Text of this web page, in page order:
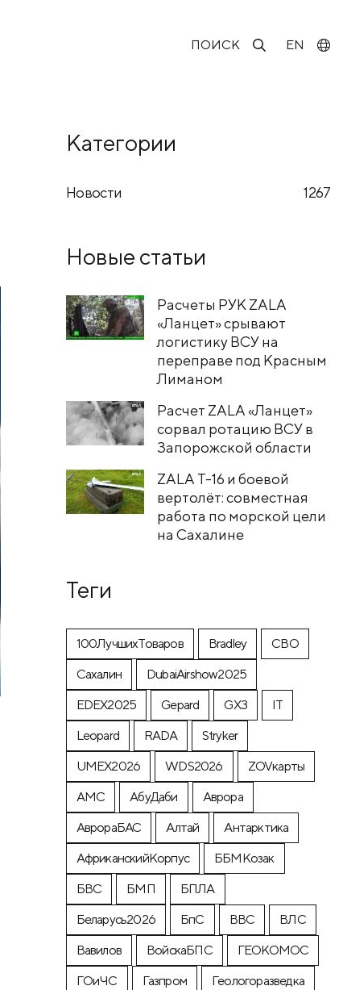
ПОИСК EN
Категории
Новости 1267
Новые статьи
Расчеты РУК ZALA
«Ланцет» срывают
логистику ВСУ на
переправе под Красным
Лиманом
Расчет ZALA «Ланцет»
сорвал ротацию ВСУ в
Запорожской области
ZALA T-16 и боевой
вертолёт: совместная
работа по морской цели
на Сахалине
Теги
100ЛучшихТоваров Bradley
CВО
Cахалин
DubaiAirshow2025
EDEX2025
Gepard GX3
IT
Leopard
RADA
Stryker
UMEX2026
WDS2026
ZOVкарты
АМС
АбуДаби
Аврора
АврораБАС
Алтай
Антарктика
АфриканскийКорпус
ББМКозак
БВС
БМП
БПЛА
Беларусь2026
БпС ВВС
ВЛС
Вавилов
ВойскаБПС
ГЕОКОМОС
ГОиЧС
Газпром
Геологоразведка